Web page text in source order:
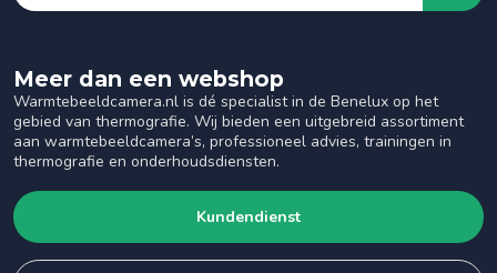
Meer dan een webshop
Warmtebeeldcamera.nl is dé specialist in de Benelux op het
gebied van thermografie. Wij bieden een uitgebreid assortiment
aan warmtebeeldcamera’s, professioneel advies, trainingen in
thermografie en onderhoudsdiensten.
Kundendienst